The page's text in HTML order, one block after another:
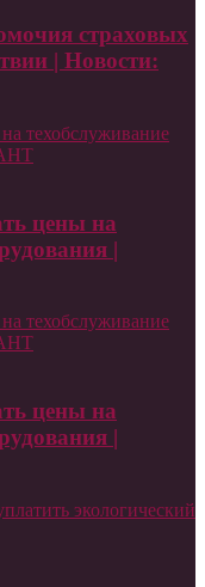
страховых
| Новости:
техобслуживание
цены на
|
техобслуживание
цены на
|
экологический